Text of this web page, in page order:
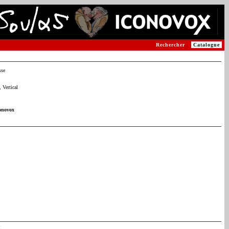
Catalogue
Rechercher
Vertical